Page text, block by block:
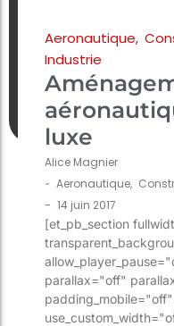
Aeronautique,
Industrie
luxe
Alice Magnier
- Aeronautique,
- 14 juin 2017
[et_pb_section
parallax="off"